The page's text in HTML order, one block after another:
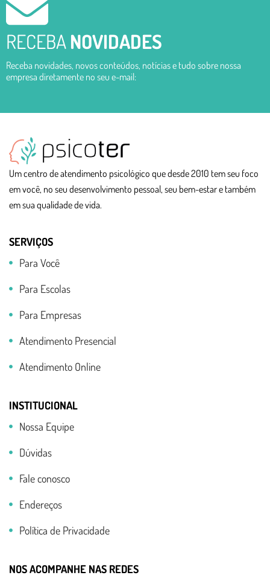
RECEBANOVIDADES
Receba novidades, novos conteúdos, notícias e tudo sobre nossa
empresa diretamente no seu e-mail:
Um centro de atendimento psicológico que desde 2010 tem seu foco
em você, no seu desenvolvimento pessoal, seu bem-estar e também
em sua qualidade de vida.
SERVIÇOS
Para Você
Para Escolas
Para Empresas
Atendimento Presencial
Atendimento Online
INSTITUCIONAL
Nossa Equipe
Dúvidas
Fale conosco
Endereços
Política de Privacidade
NOS ACOMPANHE NAS REDES